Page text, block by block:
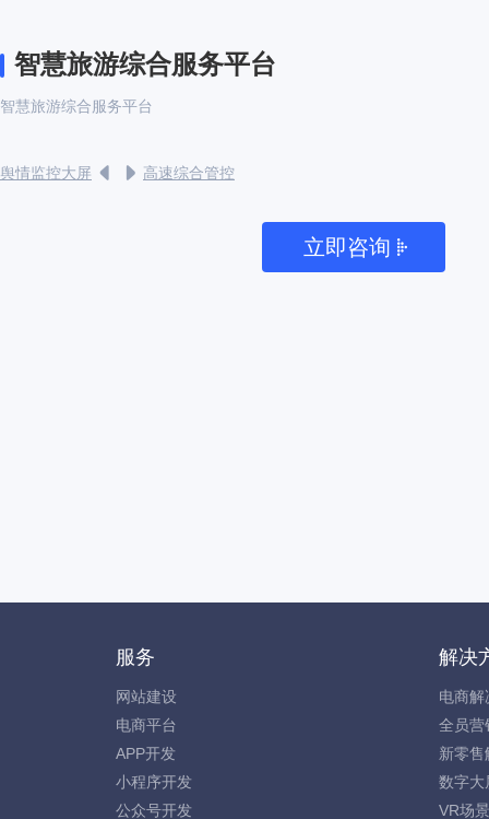
智慧旅游综合服务平台
智慧旅游综合服务平台
舆情监控大屏 高速综合管控
立即咨询
服务
网站建设
电商平台
APP开发
小程序开发
公众号开发
解决
电商解
全员营
新零售
数字大
VR场